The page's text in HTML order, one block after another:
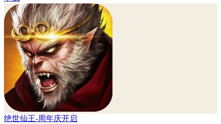
绝世仙王-周年庆开启